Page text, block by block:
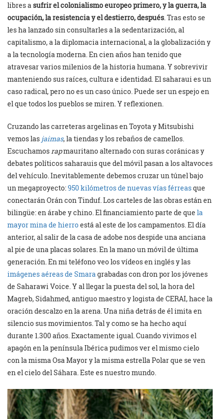
libres a sufrir el colonialismo europeo primero, y la guerra, la
ocupación, la resistencia y el destierro, después. Tras esto se
les ha lanzado sin consultarles a la sedentarización, al
capitalismo, a la diplomacia internacional, a la globalización y
a la tecnología moderna. En cien años han tenido que
atravesar varios milenios de la historia humana. Y sobrevivir
manteniendo sus raíces, cultura e identidad. El saharaui es un
caso radical, pero no es un caso único. Puede ser un espejo en
el que todos los pueblos se miren. Y reflexionen.
Cruzando las carreteras argelinas en Toyota y Mitsubishi
vemos las jaimas, la tiendas y los rebaños de camellos.
Escuchamosrapmauritano alternado con suras coránicas y
debates políticos saharauis que del móvil pasan a los altavoces
del vehículo. Inevitablemente debemos cruzar un túnel bajo
un megaproyecto:950 kilómetros de nuevas vías férreasque
conectarán Orán con Tinduf. Los carteles de las obras están en
bilingüe: en árabe y chino. El financiamiento parte de que la
mayor mina de hierroestá al este de los campamentos. El día
anterior, al salir de la casa de adobe nos despide una anciana
al pie de una placas solares. En la mano un móvil de última
generación. En mi teléfono veo los vídeos en inglés y las
imágenes aéreas de Smaragrabadas con dron por los jóvenes
de Saharawi Voice. Y al llegar la puesta del sol, la hora del
Magreb, Sidahmed, antiguo maestro y logista de CERAI, hace la
oración descalzo en la arena. Una niña detrás de él imita en
silencio sus movimientos. Tal y como se ha hecho aquí
durante 1.300 años. Exactamente igual. Cuando vivimos el
apagón en la península Ibérica pudimos ver el mismo cielo
con la misma Osa Mayor y la misma estrella Polar que se ven
en el cielo del Sáhara. Este es nuestro mundo.